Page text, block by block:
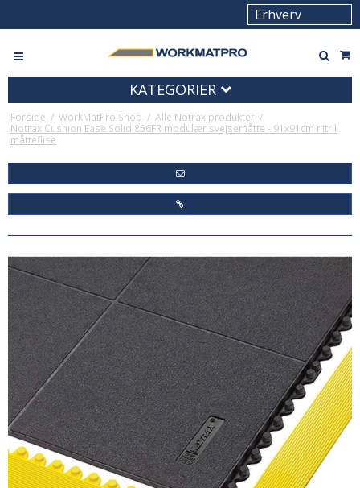
KATEGORIER
Forside / WorkMatPro Shop / Alle Notrax produkter /
Notrax Cushion Ease Solid 856FR modulær svejsemåtte - 91x91cm nitril
måtteflise